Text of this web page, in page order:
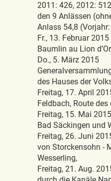
2011: 426, 2012:
den 9 Anlässen
Anlass 54,8
Fr., 13. Februar
Baumlin au Lion
Do., 5. März 2015
des Hauses der
Freitag, 17. April
Feldbach, Route
Freitag, 15. Mai
Bad Säckingen und
Freitag, 26. Juni
von Storckensohn -
Wesserling,
Freitag, 21. Aug.